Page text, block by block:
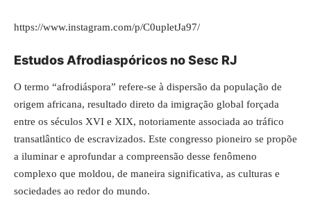
https://www.instagram.com/p/C0upletJa97/
Estudos Afrodiaspóricos no Sesc RJ
O termo “afrodiáspora” refere-se à dispersão da população de
origem africana, resultado direto da imigração global forçada
entre os séculos XVI e XIX, notoriamente associada ao tráfico
transatlântico de escravizados. Este congresso pioneiro se propõe
a iluminar e aprofundar a compreensão desse fenômeno
complexo que moldou, de maneira significativa, as culturas e
sociedades ao redor do mundo.